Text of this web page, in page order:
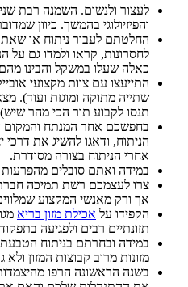
לעצור ולנשום. השמנה רבת
והפיזיולוגי בהמשך. כיוון
החלטתם לעבור ניתוח או שאתם
לחסרונות, קראו ולמדו גם על
כאלה שעלו במשקל והבינו
התייעצו עם צוות מקצועי
שתייה מתוקה ומוגזת ועוד).
תנסו לקבוע תור הכי מהר שיש)
בחפשכם אחר המנתח והמקום
הניתוח, ודאגו להשיג את
אחרי הניתוח בצורה מסודרת.
במידה ואתם סובלים מהפרעות
צרו לעצמכם רשת תמיכה
אך ורק מאנשי המקצוע
הקפידו על אכילת מזון בריא
תזונתיים רבים ולפגיעה
במידה ובחרתם בניתוח הטבעת
מזונות מרוב קבוצות המזון
בשנה הראשונה הרפו